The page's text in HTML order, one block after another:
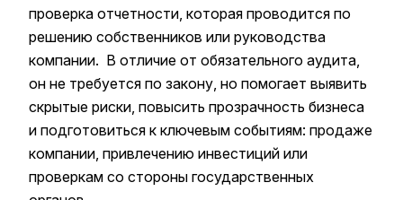
проверка отчетности, которая проводится по
решению собственников или руководства
компании. В отличие от обязательного аудита,
он не требуется по закону, но помогает выявить
скрытые риски, повысить прозрачность бизнеса
и подготовиться к ключевым событиям: продаже
компании, привлечению инвестиций или
проверкам со стороны государственных